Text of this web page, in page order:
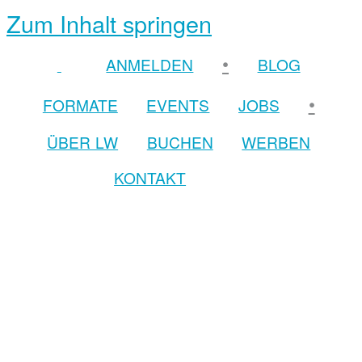
Zum Inhalt springen
ANMELDEN •
BLOG
FORMATE
EVENTS JOBS •
ÜBER LW BUCHEN
WERBEN
KONTAKT